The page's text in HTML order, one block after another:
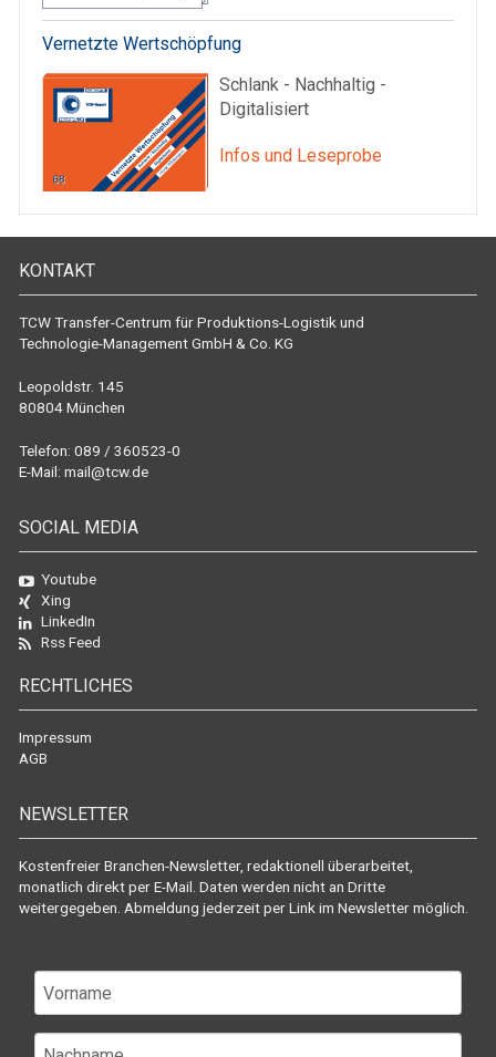
Vernetzte Wertschöpfung
Schlank - Nachhaltig -
Digitalisiert
Infos und Leseprobe
KONTAKT
TCW Transfer-Centrum für Produktions-Logistik und
Technologie-Management GmbH & Co. KG
Leopoldstr. 145
80804 München
Telefon: 089 / 360523-0
E-Mail: mail@tcw.de
SOCIAL MEDIA
Youtube
Xing
LinkedIn
Rss Feed
RECHTLICHES
Impressum
AGB
NEWSLETTER
Kostenfreier Branchen-Newsletter, redaktionell überarbeitet,
monatlich direkt per E-Mail. Daten werden nicht an Dritte
weitergegeben. Abmeldung jederzeit per Link im Newsletter möglich.